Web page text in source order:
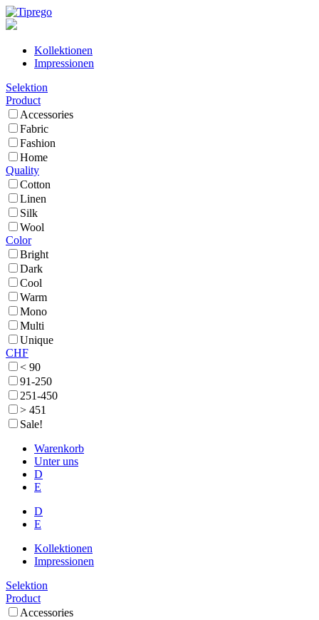
Kollektionen
Impressionen
Selektion
Product
Accessories
Fabric
Fashion
Home
Quality
Cotton
Linen
Silk
Wool
Color
Bright
Dark
Cool
Warm
Mono
Multi
Unique
CHF
< 90
91-250
251-450
> 451
Sale!
Warenkorb
Unter uns
D
E
D
E
Kollektionen
Impressionen
Selektion
Product
Accessories